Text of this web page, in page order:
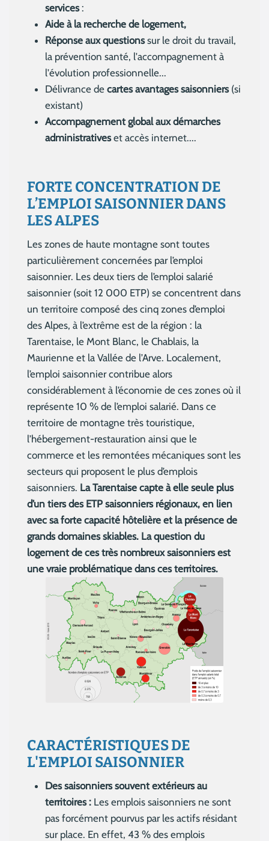
services:
Aide à la recherche de logement,
Réponse aux questionssur le droit du travail,
la prévention santé, l'accompagnement à
l'évolution professionnelle...
Délivrance de cartes avantages saisonniers(si
existant)
Accompagnement global aux démarches
administrativeset accès internet....
FORTE CONCENTRATION DE
L’EMPLOI SAISONNIER DANS
LES ALPES
Les zones de haute montagne sont toutes
particulièrement concernées par l’emploi
saisonnier. Les deux tiers de l’emploi salarié
saisonnier (soit 12 000 ETP) se concentrent dans
un territoire composé des cinq zones d’emploi
des Alpes, à l’extrême est de la région : la
Tarentaise, le Mont Blanc, le Chablais, la
Maurienne et la Vallée de l’Arve. Localement,
l’emploi saisonnier contribue alors
considérablement à l’économie de ces zones où il
représente 10 % de l’emploi salarié. Dans ce
territoire de montagne très touristique,
l’hébergement-restauration ainsi que le
commerce et les remontées mécaniques sont les
secteurs qui proposent le plus d’emplois
saisonniers. La Tarentaise capte à elle seule plus
d’un tiers des ETP saisonniers régionaux, en lien
avec sa forte capacité hôtelière et la présence de
grands domaines skiables. La question du
logement de ces très nombreux saisonniers est
une vraie problématique dans ces territoires.
CARACTÉRISTIQUES DE
L'EMPLOI SAISONNIER
Des saisonniers souvent extérieurs au
territoires : Les emplois saisonniers ne sont
pas forcément pourvus par les actifs résidant
sur place. En effet, 43 % des emplois